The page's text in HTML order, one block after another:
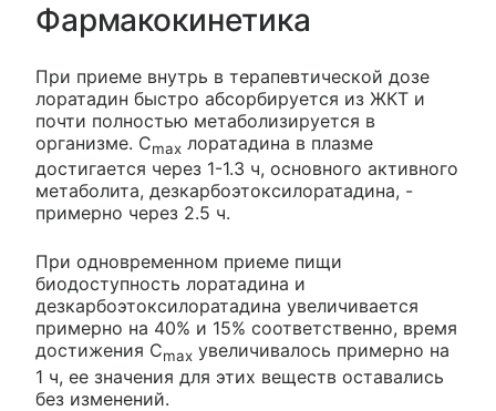
Фармакокинетика
При приеме внутрь в терапевтической дозе
лоратадин быстро абсорбируется из ЖКТ и
почти полностью метаболизируется в
организме. Cmax лоратадина в плазме
достигается через 1-1.3 ч, основного активного
метаболита, дезкарбоэтоксилоратадина, -
примерно через 2.5 ч.
При одновременном приеме пищи
биодоступность лоратадина и
дезкарбоэтоксилоратадина увеличивается
примерно на 40% и 15% соответственно, время
достижения Cmax увеличивалось примерно на
1 ч, ее значения для этих веществ оставались
без изменений.